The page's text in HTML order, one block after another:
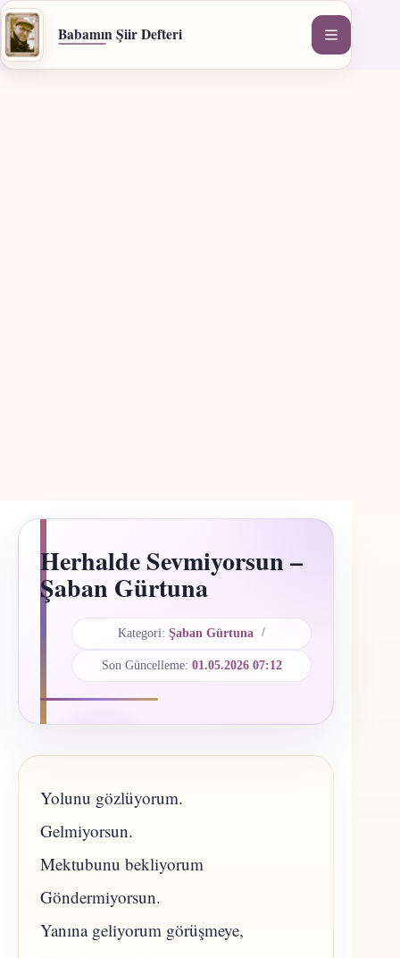
İçeriğe
geç
Babamın Şiir Defteri
Herhalde Sevmiyorsun –
Şaban Gürtuna
Kategori: Şaban Gürtuna
Son Güncelleme: 01.05.2026 07:12
Yolunu gözlüyorum.
Gelmiyorsun.
Mektubunu bekliyorum
Göndermiyorsun.
Yanına geliyorum görüşmeye,